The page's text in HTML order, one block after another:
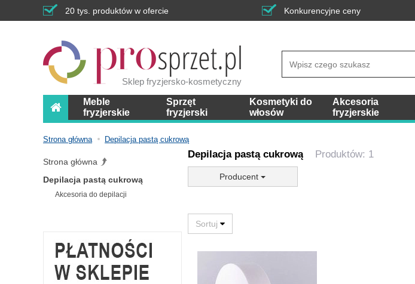
20 tys. produktów w ofercie Konkurencyjne ceny
Sklep fryzjersko-kosmetyczny
Meble
fryzjerskie
Sprzęt
fryzjerski
Kosmetyki do
włosów
Akcesoria
fryzjerskie
Strona główna Depilacja pastą cukrową
Depilacja pastą cukrową Produktów: 1
Producent
Strona główna
Depilacja pastą cukrową
Akcesoria do depilacji